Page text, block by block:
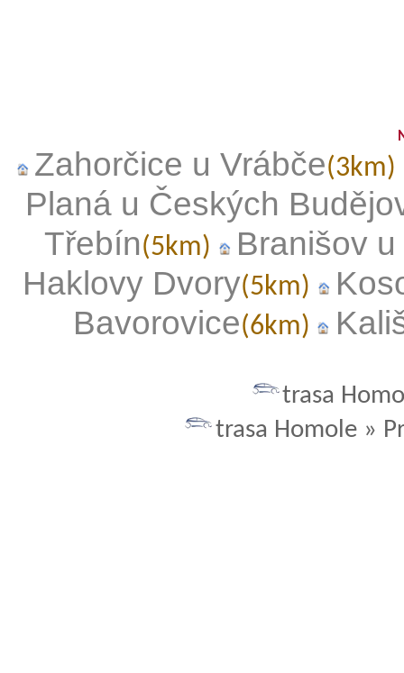
Zahorčice u Vrábče(3km)
Planá u Českých
Třebín(5km)
Branišov
Haklovy Dvory(5km)
Bavorovice(6km)
trasa
trasa Homole »